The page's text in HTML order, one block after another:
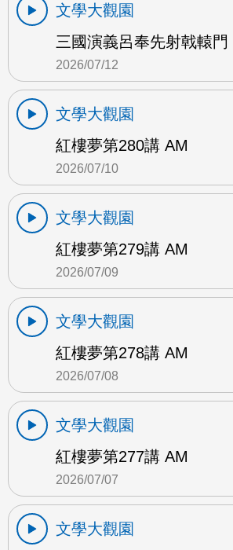
文學大觀園
三國演義呂奉先射戟轅門
2026/07/12
文學大觀園
紅樓夢第280講 AM
2026/07/10
文學大觀園
紅樓夢第279講 AM
2026/07/09
文學大觀園
紅樓夢第278講 AM
2026/07/08
文學大觀園
紅樓夢第277講 AM
2026/07/07
文學大觀園